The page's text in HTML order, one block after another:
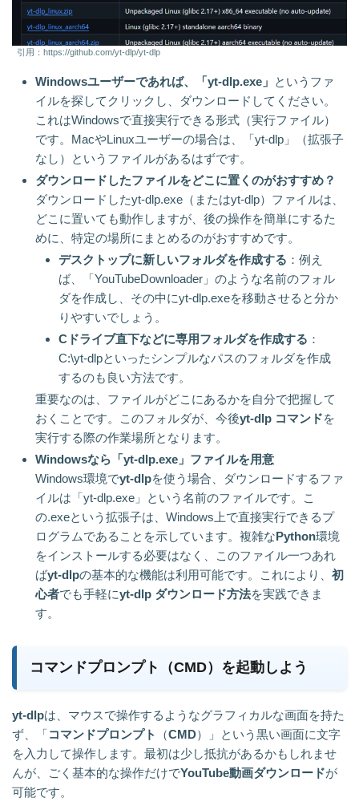
引用：https://github.com/yt-dlp/yt-dlp
Windowsユーザーであれば、「yt-dlp.exe」 というファ
イルを探してクリックし、ダウンロードしてください。
これはWindowsで直接実行できる形式（実行ファイル）
です。MacやLinuxユーザーの場合は、「yt-dlp」（拡張子
なし）というファイルがあるはずです。
ダウンロードしたファイルをどこに置くのがおすすめ？
ダウンロードしたyt-dlp.exe（またはyt-dlp）ファイルは、
どこに置いても動作しますが、後の操作を簡単にするた
めに、特定の場所にまとめるのがおすすめです。
デスクトップに新しいフォルダを作成する ：例え
ば、「YouTubeDownloader」のような名前のフォル
ダを作成し、その中にyt-dlp.exeを移動させると分か
りやすいでしょう。
Cドライブ直下などに専用フォルダを作成する ：
C:\yt-dlpといったシンプルなパスのフォルダを作成
するのも良い方法です。
重要なのは、ファイルがどこにあるかを自分で把握して
おくことです。このフォルダが、今後yt-dlp コマンドを
実行する際の作業場所となります。
Windowsなら「yt-dlp.exe」ファイルを用意
Windows環境でyt-dlpを使う場合、ダウンロードするファ
イルは「yt-dlp.exe」という名前のファイルです。こ
の.exeという拡張子は、Windows上で直接実行できるプ
ログラムであることを示しています。複雑なPython環境
をインストールする必要はなく、このファイル一つあれ
ばyt-dlpの基本的な機能は利用可能です。これにより、 初
心者でも手軽にyt-dlp ダウンロード方法を実践できま
す。
コマンドプロンプト（CMD）を起動しよう
yt-dlpは、マウスで操作するようなグラフィカルな画面を持た
ず、「コマンドプロンプト （CMD）」という黒い画面に文字
を入力して操作します。最初は少し抵抗があるかもしれませ
んが、ごく基本的な操作だけでYouTube動画ダウンロードが
可能です。